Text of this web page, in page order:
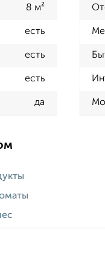
8 м²
есть
есть
есть
да